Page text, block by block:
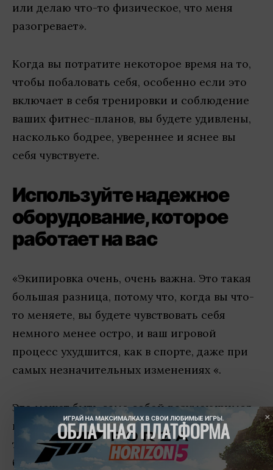
или делаю что-то физическое, что меня
разогревает».
Когда вы потратите некоторое время на то,
чтобы побаловать себя, особенно если это
включает в себя тренировки и соблюдение
ваших фитнес-планов, вы будете удивлены,
насколько бодрее, увереннее и яснее вы
себя чувствуете.
Используйте надежное
оборудование, которое
работает на вас
«Экипировка очень, очень важна. Это такая
большая разница, потому что, когда вы что-
то меняете, вы будете чувствовать себя
немного менее остро, и ваш игровой
процесс ухудшится, как в спорте, даже при
самых незначительных изменениях «.
Это может быть само собой разумеющимся,
но если вы собираетесь участвовать в
турнире, вы хотите, чтобы ваше снаряжение
было таким же прочным и надежным, как и
ИГРАЙ НА МАКСИМАЛКАХ В СВОИ ЛЮБИМЫЕ ИГРЫ.
ОБЛАЧНАЯ ПЛАТФОРМА